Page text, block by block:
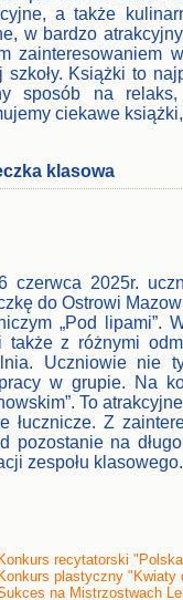
a także
w bardzo
zainteresowaniem
szkoły. Książki to
sposób na
ciekawe
klasowa
czerwca 2025r.
do Ostrowi
„Pod lipami”.
także z różnymi
Uczniowie nie
w grupie. Na
To
łucznicze. Z
pozostanie na
zespołu
Konkurs recytatorski
Konkurs plastyczny "Kwiaty
na Mistrzostwach